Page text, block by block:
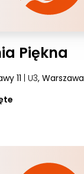
Piękna
11 | U3, Warszawa